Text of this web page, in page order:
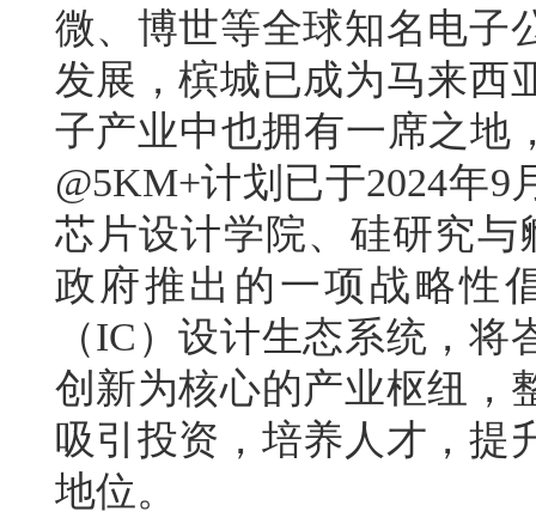
微、博世等全球知名电子
发展，槟城已成为马来西
子产业中也拥有一席之地
@5KM+计划已于2024年
芯片设计学院、硅研究
政府推出的一项战略性
（IC）设计生态系统，
创新为核心的产业枢纽，
吸引投资，培养人才，提
地位。